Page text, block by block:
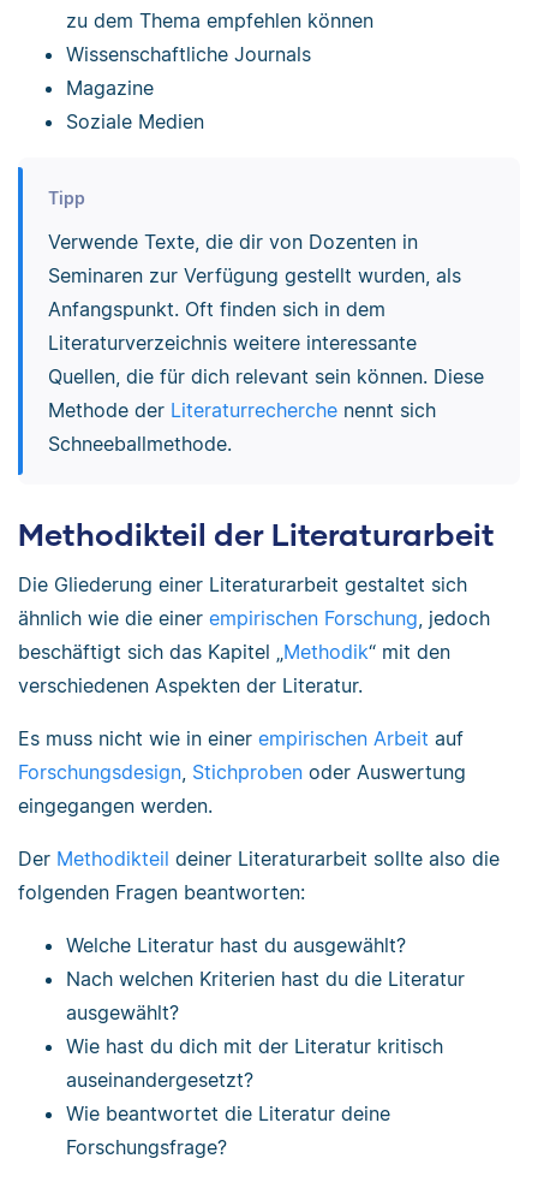
zu dem Thema empfehlen können
Wissenschaftliche Journals
Magazine
Soziale Medien
Tipp
Verwende Texte, die dir von Dozenten in
Seminaren zur Verfügung gestellt wurden, als
Anfangspunkt. Oft finden sich in dem
Literaturverzeichnis weitere interessante
Quellen, die für dich relevant sein können. Diese
Methode der Literaturrecherchenennt sich
Schneeballmethode.
Methodikteil der Literaturarbeit
Die Gliederung einer Literaturarbeit gestaltet sich
ähnlich wie die einer empirischen Forschung, jedoch
beschäftigt sich das Kapitel „Methodik“ mit den
verschiedenen Aspekten der Literatur.
Es muss nicht wie in einer empirischen Arbeit auf
Forschungsdesign, Stichproben oder Auswertung
eingegangen werden.
Der Methodikteil deiner Literaturarbeit sollte also die
folgenden Fragen beantworten:
Welche Literatur hast du ausgewählt?
Nach welchen Kriterien hast du die Literatur
ausgewählt?
Wie hast du dich mit der Literatur kritisch
auseinandergesetzt?
Wie beantwortet die Literatur deine
Forschungsfrage?